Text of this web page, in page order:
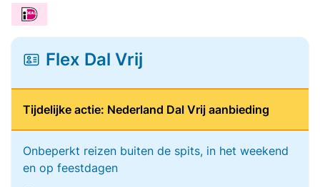
Flex Dal Vrij
Tijdelijke actie: Nederland Dal Vrij aanbieding
Onbeperkt reizen buiten de spits, in het weekend
en op feestdagen